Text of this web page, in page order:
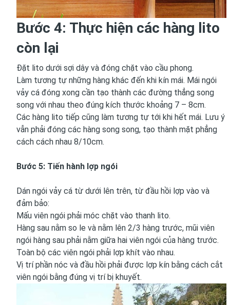
Bước 4: Thực hiện các hàng lito
còn lại
Đặt lito dưới sợi dây và đóng chặt vào cầu phong.
Làm tương tự những hàng khác đến khi kín mái. Mái ngói
vảy cá đóng xong cần tạo thành các đường thẳng song
song với nhau theo đúng kích thước khoảng 7 – 8cm.
Các hàng lito tiếp cũng làm tương tự tới khi hết mái. Lưu ý
vẫn phải đóng các hàng song song, tạo thành mặt phẳng
cách cách nhau 8/10cm.
Bước 5: Tiến hành lợp ngói
Dán ngói vảy cá từ dưới lên trên, từ đầu hồi lợp vào và
đảm bảo:
Mấu viên ngói phải móc chặt vào thanh lito.
Hàng sau nằm so le và nằm lên 2/3 hàng trước, mũi viên
ngói hàng sau phải nằm giữa hai viên ngói của hàng trước.
Toàn bộ các viên ngói phải lợp khít vào nhau.
Vị trí phần nóc và đầu hồi phải được lợp kín bằng cách cắt
viên ngói bằng đúng vị trí bị khuyết.